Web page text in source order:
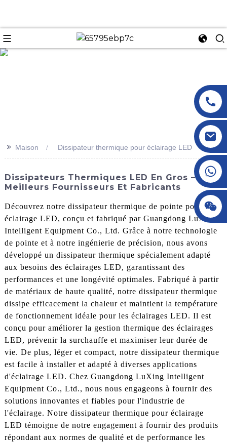
+86 18145770882
>> Maison Dissipateur thermique pour éclairage LED
Dissipateurs Thermiques LED En Gros –
Meilleurs Fournisseurs Et Fabricants
Découvrez notre dissipateur thermique de pointe pour
éclairage LED, conçu et fabriqué par Guangdong LuXing
Intelligent Equipment Co., Ltd. Grâce à notre technologie
de pointe et à notre ingénierie de précision, nous avons
développé un dissipateur thermique spécialement adapté
aux besoins des éclairages LED, garantissant des
performances et une longévité optimales. Fabriqué à partir
de matériaux de haute qualité, notre dissipateur thermique
dissipe efficacement la chaleur et maintient la température
de fonctionnement idéale pour les éclairages LED. Il est
conçu pour améliorer la gestion thermique des éclairages
LED, prévenir la surchauffe et maximiser leur durée de
vie. De plus, léger et compact, notre dissipateur thermique
est facile à installer et adapté à diverses applications
d'éclairage LED. Chez Guangdong LuXing Intelligent
Equipment Co., Ltd., nous nous engageons à fournir des
solutions innovantes et fiables pour l'industrie de
l'éclairage. Notre dissipateur thermique pour éclairage
LED témoigne de notre engagement à fournir des produits
répondant aux normes de qualité et de performance les